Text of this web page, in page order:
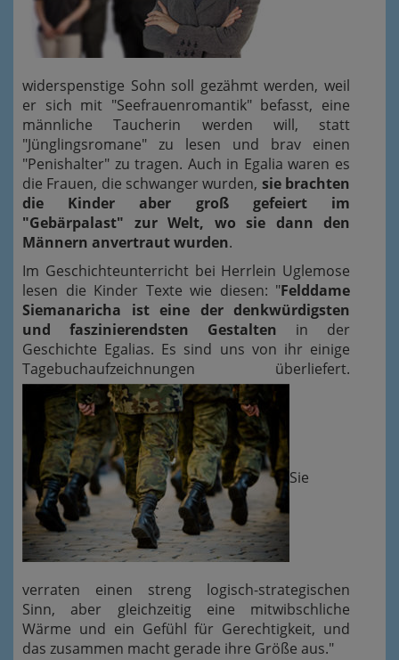
widerspenstige Sohn soll gezähmt werden, weil
er sich mit "Seefrauenromantik" befasst, eine
männliche Taucherin werden will, statt
"Jünglingsromane" zu lesen und brav einen
"Penishalter" zu tragen. Auch in Egalia waren es
die Frauen, die schwanger wurden, sie brachten
die Kinder aber groß gefeiert im
"Gebärpalast" zur Welt, wo sie dann den
Männern anvertraut wurden.
Im Geschichteunterricht bei Herrlein Uglemose
lesen die Kinder Texte wie diesen: "Felddame
Siemanaricha ist eine der denkwürdigsten
und faszinierendsten Gestalten in der
Geschichte Egalias. Es sind uns von ihr einige
Tagebuchaufzeichnungen überliefert.
Sie
verraten einen streng logisch-strategischen
Sinn, aber gleichzeitig eine mitwibschliche
Wärme und ein Gefühl für Gerechtigkeit, und
das zusammen macht gerade ihre Größe aus."